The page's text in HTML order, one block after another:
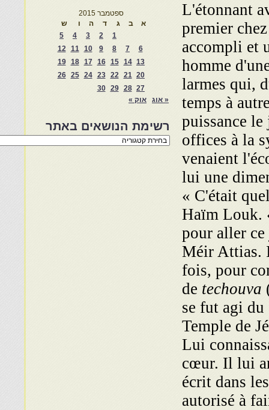
L'étonnant
premier
accom­pli et
homme
larmes qui,
temps à
puissance
offices à la
venaient
lui une
« C'était
Haïm Louk.
pour aller
Méir Attias.
fois, pour
de techouva
se fut agi
Temple de
Lui
cœur. Il lui
écrit dans
autorisé à
ספטמבר 2015
א
ב ג ד ה ו
ש
1
2
3
4
5
6
7
8
9
10
11
12
13
14
15
16
17
18
19
20
21
22
23
24
25
26
27
28
29
30
« אוג
אוק »
רשימת הנושאים באתר
רשימת
הנושאים